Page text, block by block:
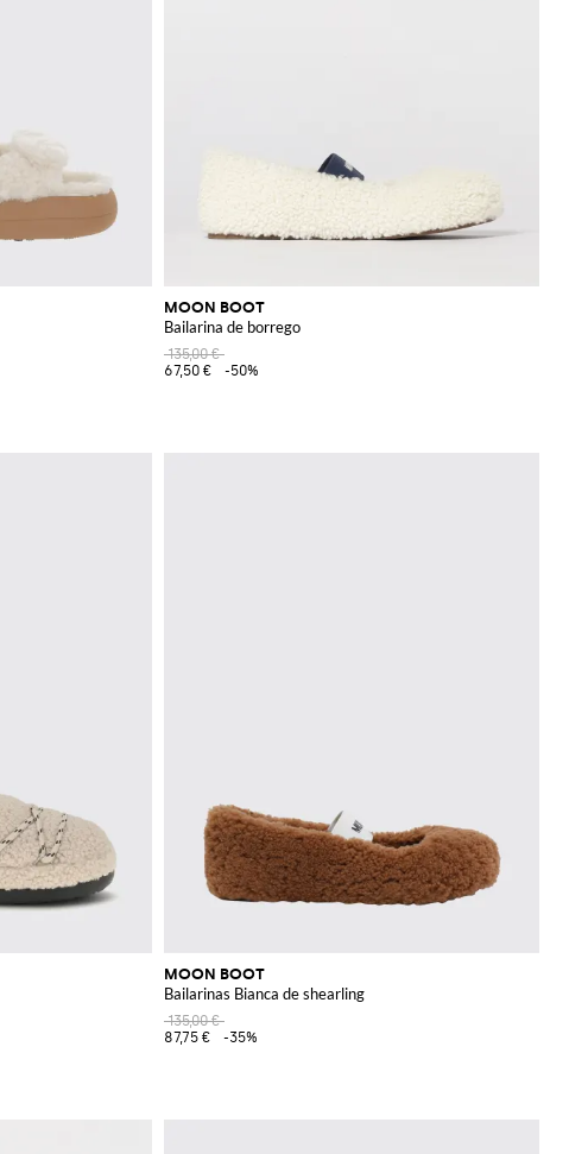
MOON BOOT
Bailarina de borrego
135,00 €
67,50 €
-50%
MOON BOOT
Bailarinas Bianca de shearling
135,00 €
87,75 €
-35%